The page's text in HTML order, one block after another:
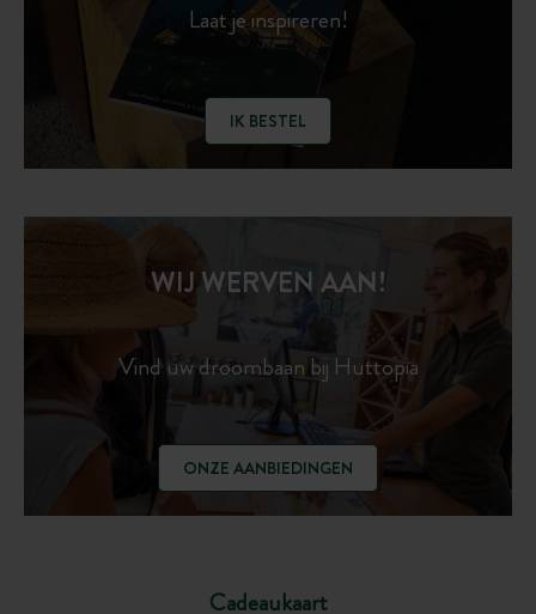
Laat je inspireren!
IK BESTEL
Cadeaukaart
WIJ WERVEN AAN!
Vind uw droombaan bij Huttopia
ONZE AANBIEDINGEN